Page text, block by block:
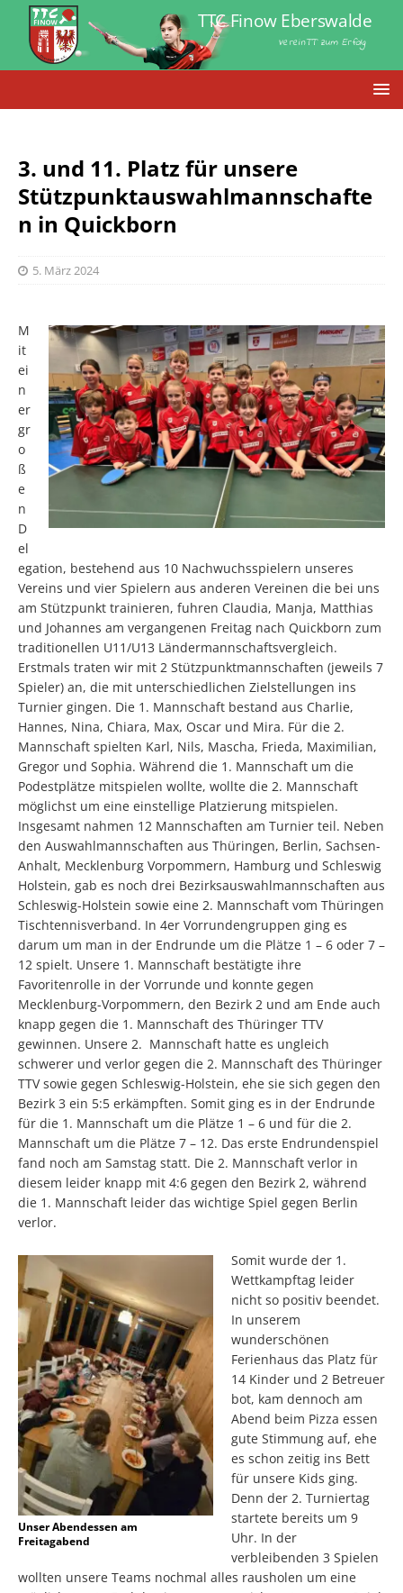
VereinTT zum Erfolg
TTC Finow Eberswalde
3. und 11. Platz für unsere
Stützpunktauswahlmannschafte
n in Quickborn
5. März 2024
M
it
ei
n
er
gr
o
ß
e
n
D
el
egation, bestehend aus 10 Nachwuchsspielern unseres
Vereins und vier Spielern aus anderen Vereinen die bei uns
am Stützpunkt trainieren, fuhren Claudia, Manja, Matthias
und Johannes am vergangenen Freitag nach Quickborn zum
traditionellen U11/U13 Ländermannschaftsvergleich.
Erstmals traten wir mit 2 Stützpunktmannschaften (jeweils 7
Spieler) an, die mit unterschiedlichen Zielstellungen ins
Turnier gingen. Die 1. Mannschaft bestand aus Charlie,
Hannes, Nina, Chiara, Max, Oscar und Mira. Für die 2.
Mannschaft spielten Karl, Nils, Mascha, Frieda, Maximilian,
Gregor und Sophia. Während die 1. Mannschaft um die
Podestplätze mitspielen wollte, wollte die 2. Mannschaft
möglichst um eine einstellige Platzierung mitspielen.
Insgesamt nahmen 12 Mannschaften am Turnier teil. Neben
den Auswahlmannschaften aus Thüringen, Berlin, Sachsen-
Anhalt, Mecklenburg Vorpommern, Hamburg und Schleswig
Holstein, gab es noch drei Bezirksauswahlmannschaften aus
Schleswig-Holstein sowie eine 2. Mannschaft vom Thüringen
Tischtennisverband. In 4er Vorrundengruppen ging es
darum um man in der Endrunde um die Plätze 1 – 6 oder 7 –
12 spielt. Unsere 1. Mannschaft bestätigte ihre
Favoritenrolle in der Vorrunde und konnte gegen
Mecklenburg-Vorpommern, den Bezirk 2 und am Ende auch
knapp gegen die 1. Mannschaft des Thüringer TTV
gewinnen. Unsere 2. Mannschaft hatte es ungleich
schwerer und verlor gegen die 2. Mannschaft des Thüringer
TTV sowie gegen Schleswig-Holstein, ehe sie sich gegen den
Bezirk 3 ein 5:5 erkämpften. Somit ging es in der Endrunde
für die 1. Mannschaft um die Plätze 1 – 6 und für die 2.
Mannschaft um die Plätze 7 – 12. Das erste Endrundenspiel
fand noch am Samstag statt. Die 2. Mannschaft verlor in
diesem leider knapp mit 4:6 gegen den Bezirk 2, während
die 1. Mannschaft leider das wichtige Spiel gegen Berlin
verlor.
Unser Abendessen am
Freitagabend
Somit wurde der 1.
Wettkampftag leider
nicht so positiv beendet.
In unserem
wunderschönen
Ferienhaus das Platz für
14 Kinder und 2 Betreuer
bot, kam dennoch am
Abend beim Pizza essen
gute Stimmung auf, ehe
es schon zeitig ins Bett
für unsere Kids ging.
Denn der 2. Turniertag
startete bereits um 9
Uhr. In der
verbleibenden 3 Spielen
wollten unsere Teams nochmal alles rausholen um eine